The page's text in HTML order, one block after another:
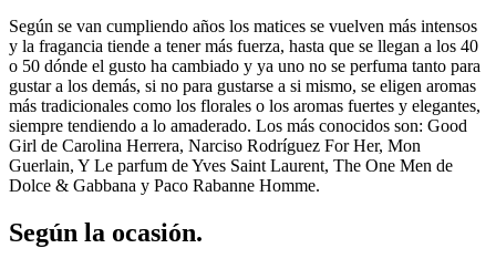
Según se van cumpliendo años los matices se vuelven más intensos
y la fragancia tiende a tener más fuerza, hasta que se llegan a los 40
o 50 dónde el gusto ha cambiado y ya uno no se perfuma tanto para
gustar a los demás, si no para gustarse a si mismo, se eligen aromas
más tradicionales como los florales o los aromas fuertes y elegantes,
siempre tendiendo a lo amaderado. Los más conocidos son: Good
Girl de Carolina Herrera, Narciso Rodríguez For Her, Mon
Guerlain, Y Le parfum de Yves Saint Laurent, The One Men de
Dolce & Gabbana y Paco Rabanne Homme.
Según la ocasión.